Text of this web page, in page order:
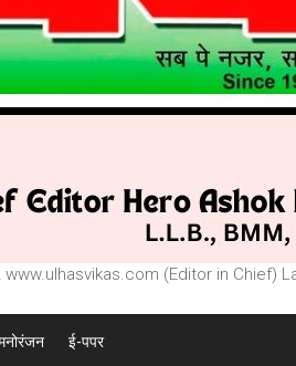
www.ulhasvikas.com (Editor in Chief)
ई-पपर